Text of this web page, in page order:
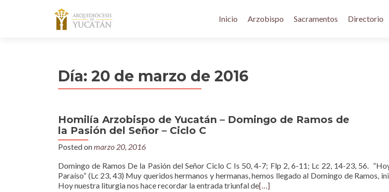
Inicio Arzobispo Sacramentos Directorio
Día: 20 de marzo de 2016
Homilía Arzobispo de Yucatán – Domingo de Ramos de
la Pasión del Señor – Ciclo C
Posted onmarzo 20, 2016
Domingo de Ramos De la Pasión del Señor Ciclo C Is 50, 4-7; Flp 2, 6-11; Lc 22, 14-23, 56.
Paraíso” (Lc 23, 43) Muy queridos hermanos y hermanas, hemos llegado al Domingo de Ramos,
Hoy nuestra liturgia nos hace recordar la entrada triunfal de[…]